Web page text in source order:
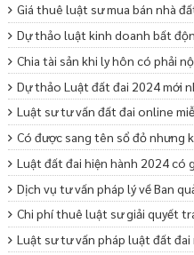
Giá thuê luật sư mua bán nhà
Dự thảo luật kinh doanh bất
Chia tài sản khi ly hôn có phải
Dự thảo Luật đất đai 2024 mới
Luật sư tư vấn đất đai online
Có được sang tên sổ đỏ nhưng
Luật đất đai hiện hành 2024 có
Dịch vụ tư vấn pháp lý về Ban
Chi phí thuê luật sư giải quyết
Luật sư tư vấn pháp luật đất đai